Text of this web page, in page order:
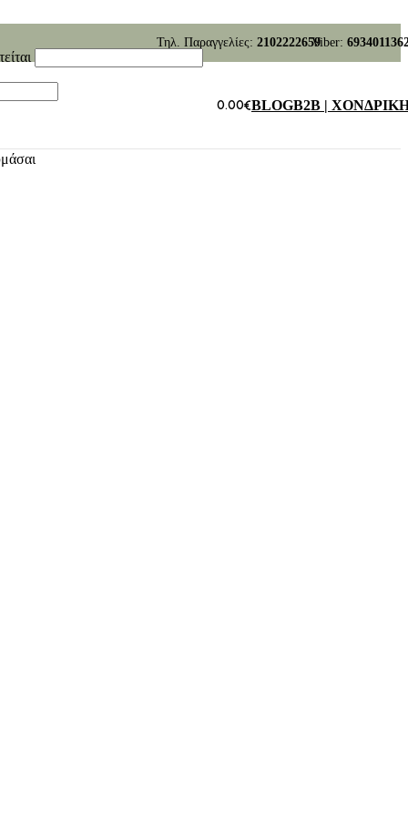
Τηλ. Παραγγελίες: 2102222659Viber:
0.00€BLOGB2B |